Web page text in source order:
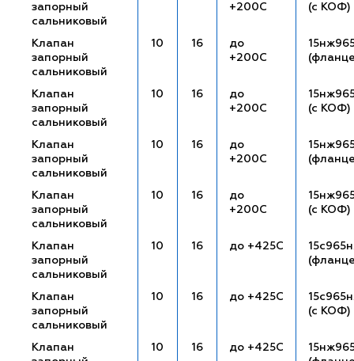
запорный
сальниковый
+200С
(с КОФ)
Клапан
запорный
сальниковый
10 16
до
+200С
Клапан
запорный
сальниковый
10 16
до
+200С
(с КОФ)
Клапан
запорный
сальниковый
10 16
до
+200С
Клапан
запорный
сальниковый
10 16
до
+200С
(с КОФ)
Клапан
запорный
сальниковый
10 16 до +425С
Клапан
запорный
сальниковый
10 16 до +425С
(с КОФ)
Клапан
10 16 до +425С